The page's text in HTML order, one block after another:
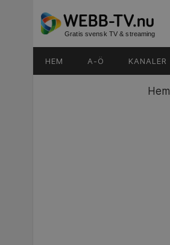
Gratis svensk TV & streaming
HEM A-Ö KANALER
Hem